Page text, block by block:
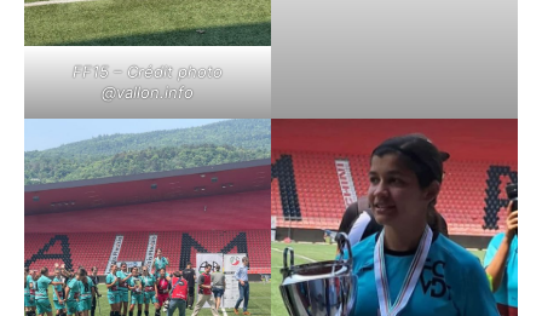
FF15 – Crédit photo
@vallon.info